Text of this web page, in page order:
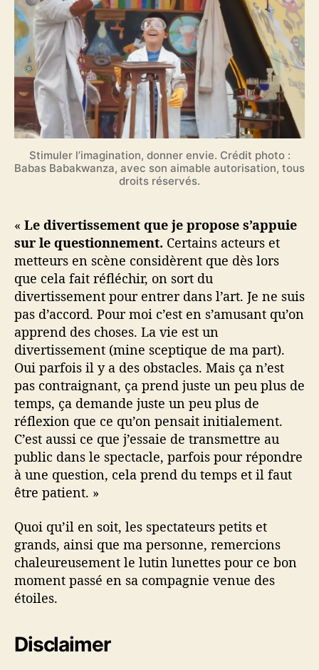
Stimuler l’imagination, donner envie. Crédit photo :
Babas Babakwanza, avec son aimable autorisation, tous
droits réservés.
« Le divertissement que je propose s’appuie
sur le questionnement. Certains acteurs et
metteurs en scène considèrent que dès lors
que cela fait réfléchir, on sort du
divertissement pour entrer dans l’art. Je ne suis
pas d’accord. Pour moi c’est en s’amusant qu’on
apprend des choses. La vie est un
divertissement (mine sceptique de ma part).
Oui parfois il y a des obstacles. Mais ça n’est
pas contraignant, ça prend juste un peu plus de
temps, ça demande juste un peu plus de
réflexion que ce qu’on pensait initialement.
C’est aussi ce que j’essaie de transmettre au
public dans le spectacle, parfois pour répondre
à une question, cela prend du temps et il faut
être patient. »
Quoi qu’il en soit, les spectateurs petits et
grands, ainsi que ma personne, remercions
chaleureusement le lutin lunettes pour ce bon
moment passé en sa compagnie venue des
étoiles.
Disclaimer